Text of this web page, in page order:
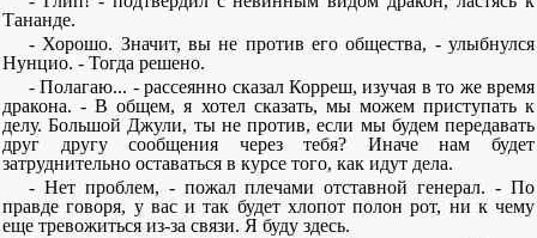
Тананде.
- Хорошо. Значит, вы не против его общества, - улыбнулся
Нунцио. - Тогда решено.
- Полагаю... - рассеянно сказал Корреш, изучая в то же время
дракона. - В общем, я хотел сказать, мы можем приступать к
делу. Большой Джули, ты не против, если мы будем передавать
друг другу сообщения через тебя? Иначе нам будет
затруднительно оставаться в курсе того, как идут дела.
- Нет проблем, - пожал плечами отставной генерал. - По
правде говоря, у вас и так будет хлопот полон рот, ни к чему
еще тревожиться из-за связи. Я буду здесь.